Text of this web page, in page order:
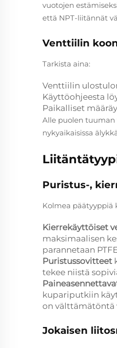
vuotojen
että NPT-liitännät
Venttiilin
Tarkista aina:
Venttiilin
Käyttöohjeesta
Paikalliset
Alle puolen tuuman
nykyaikaisissa
Puristus-,
Kolmea päätyyppiä
Kierrekäyttöiset
maksimaalisen
parannetaan
Puristussovitteet
tekee niistä
kupariputkiin
on välttämätöntä
Jokaisen